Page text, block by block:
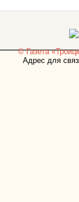
© Газета
Адрес для